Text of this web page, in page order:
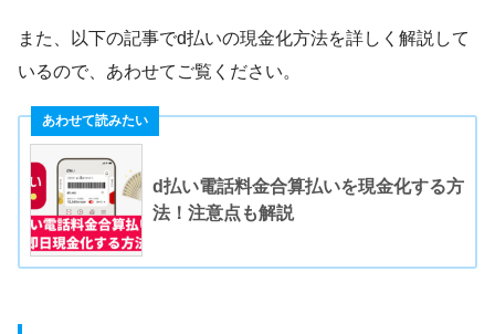
また、以下の記事でd払いの現金化方法を詳しく解説して
いるので、あわせてご覧ください。
d払い電話料金合算払いを現金化する方
法！注意点も解説